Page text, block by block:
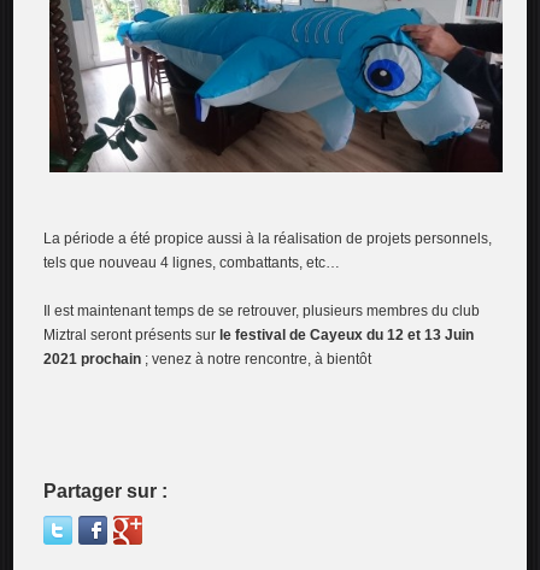
La période a été propice aussi à la réalisation de projets personnels,
tels que nouveau 4 lignes, combattants, etc…
Il est maintenant temps de se retrouver, plusieurs membres du club
Miztral seront présents sur le festival de Cayeux du 12 et 13 Juin
2021 prochain ; venez à notre rencontre, à bientôt
Partager sur :